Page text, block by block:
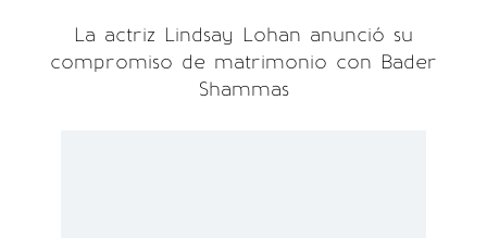
La actriz Lindsay Lohan anunció su
compromiso de matrimonio con Bader
Shammas